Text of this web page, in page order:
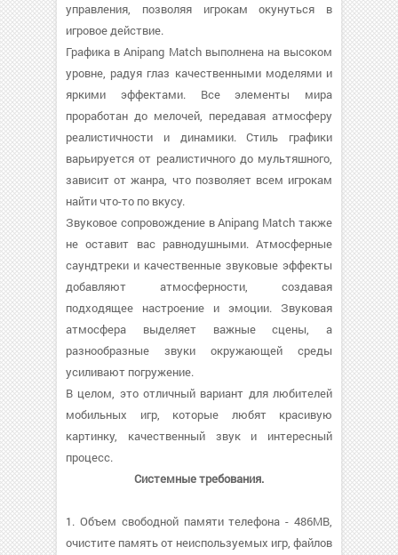
управления, позволяя игрокам окунуться в
игровое действие.
Графика в Anipang Match выполнена на высоком
уровне, радуя глаз качественными моделями и
яркими эффектами. Все элементы мира
проработан до мелочей, передавая атмосферу
реалистичности и динамики. Стиль графики
варьируется от реалистичного до мультяшного,
зависит от жанра, что позволяет всем игрокам
найти что-то по вкусу.
Звуковое сопровождение в Anipang Match также
не оставит вас равнодушными. Атмосферные
саундтреки и качественные звуковые эффекты
добавляют атмосферности, создавая
подходящее настроение и эмоции. Звуковая
атмосфера выделяет важные сцены, а
разнообразные звуки окружающей среды
усиливают погружение.
В целом, это отличный вариант для любителей
мобильных игр, которые любят красивую
картинку, качественный звук и интересный
процесс.
Системные требования.
1. Объем свободной памяти телефона - 486MB,
очистите память от неиспользуемых игр, файлов